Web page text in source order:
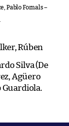
Pablo Fornals –
Rúben
Silva (De
Agüero
Guardiola.